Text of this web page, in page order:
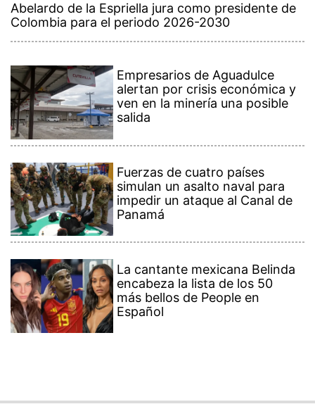
Abelardo de la Espriella jura como presidente de
Colombia para el periodo 2026-2030
Empresarios de Aguadulce
alertan por crisis económica y
ven en la minería una posible
salida
Fuerzas de cuatro países
simulan un asalto naval para
impedir un ataque al Canal de
Panamá
La cantante mexicana Belinda
encabeza la lista de los 50
más bellos de People en
Español